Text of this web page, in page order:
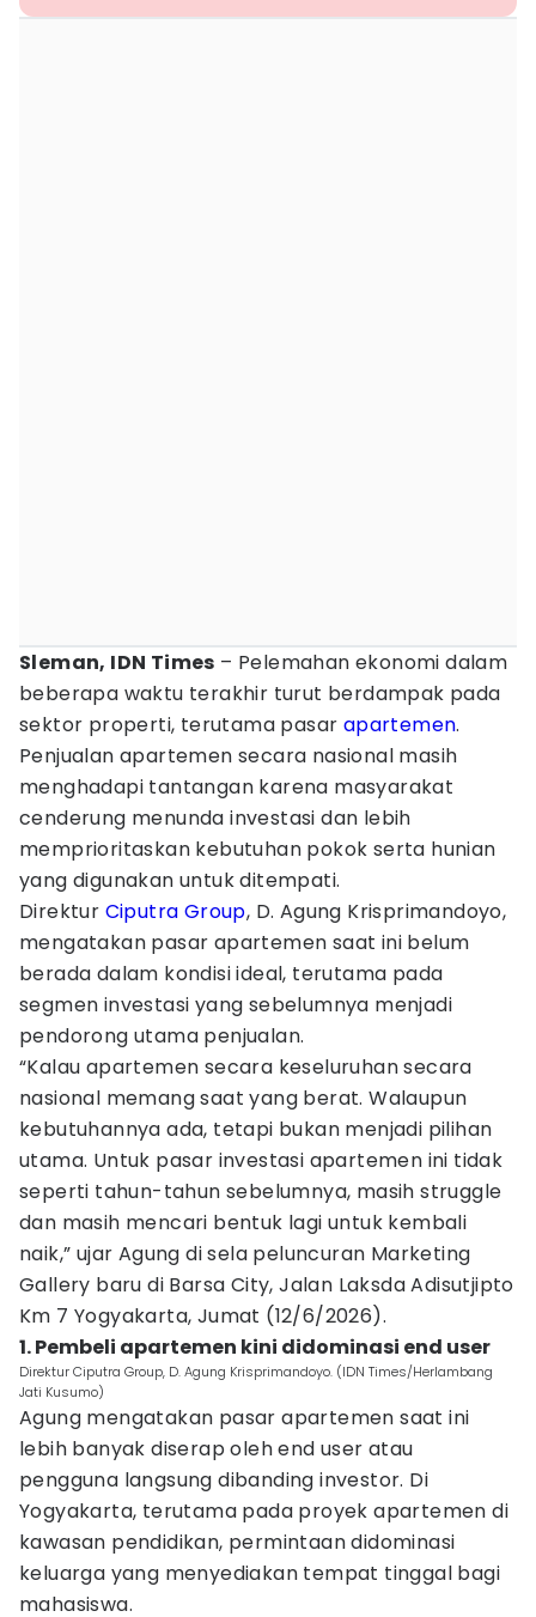
Sleman, IDN Times – Pelemahan ekonomi dalam
beberapa waktu terakhir turut berdampak pada
sektor properti, terutama pasar apartemen.
Penjualan apartemen secara nasional masih
menghadapi tantangan karena masyarakat
cenderung menunda investasi dan lebih
memprioritaskan kebutuhan pokok serta hunian
yang digunakan untuk ditempati.
Direktur Ciputra Group, D. Agung Krisprimandoyo,
mengatakan pasar apartemen saat ini belum
berada dalam kondisi ideal, terutama pada
segmen investasi yang sebelumnya menjadi
pendorong utama penjualan.
“Kalau apartemen secara keseluruhan secara
nasional memang saat yang berat. Walaupun
kebutuhannya ada, tetapi bukan menjadi pilihan
utama. Untuk pasar investasi apartemen ini tidak
seperti tahun-tahun sebelumnya, masih struggle
dan masih mencari bentuk lagi untuk kembali
naik,” ujar Agung di sela peluncuran Marketing
Gallery baru di Barsa City, Jalan Laksda Adisutjipto
Km 7 Yogyakarta, Jumat (12/6/2026).
1. Pembeli apartemen kini didominasi end user
Direktur Ciputra Group, D. Agung Krisprimandoyo. (IDN Times/Herlambang
Jati Kusumo)
Agung mengatakan pasar apartemen saat ini
lebih banyak diserap oleh end user atau
pengguna langsung dibanding investor. Di
Yogyakarta, terutama pada proyek apartemen di
kawasan pendidikan, permintaan didominasi
keluarga yang menyediakan tempat tinggal bagi
mahasiswa.